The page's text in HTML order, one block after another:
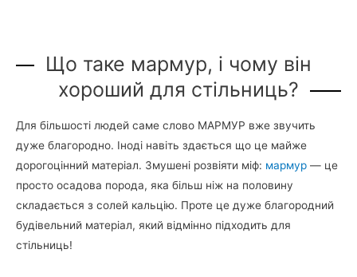
Що таке мармур, і чому він
хороший для стільниць?
Для більшості людей саме слово МАРМУР вже звучить
дуже благородно. Іноді навіть здається що це майже
дорогоцінний матеріал. Змушені розвіяти міф: мармур — це
просто осадова порода, яка більш ніж на половину
складається з солей кальцію. Проте це дуже благородний
будівельний матеріал, який відмінно підходить для
стільниць!